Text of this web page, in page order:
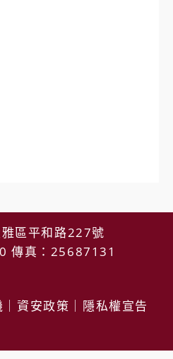
區平和路227號
傳真：25687131
資安政策 隱私權宣告